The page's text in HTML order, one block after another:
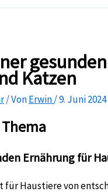
Katzen
/ VonErwin/9. Juni 2024
Ernährung für
für Haustiere von